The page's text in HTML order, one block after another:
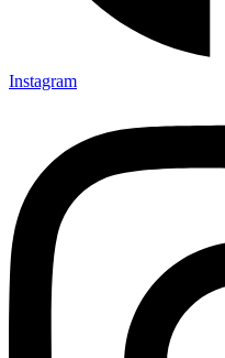
Instagram